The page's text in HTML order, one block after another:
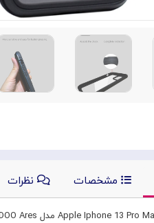
مشخصات نظرات